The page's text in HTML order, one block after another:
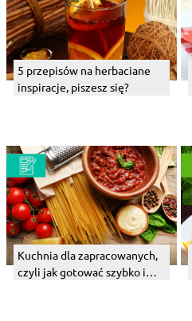
5 przepisów na herbaciane
inspiracje, piszesz się?
Kuchnia dla zapracowanych,
czyli jak gotować szybko i